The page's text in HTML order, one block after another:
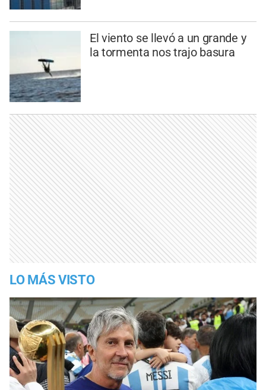
El viento se llevó a un grande y
la tormenta nos trajo basura
LO MÁS VISTO